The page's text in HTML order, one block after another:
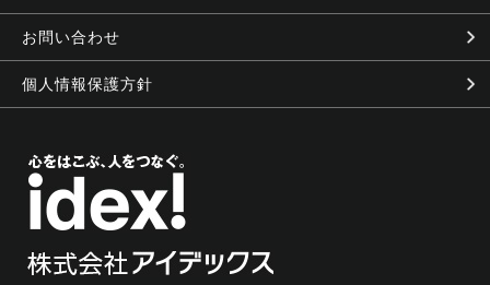
お問い合わせ
個人情報保護方針